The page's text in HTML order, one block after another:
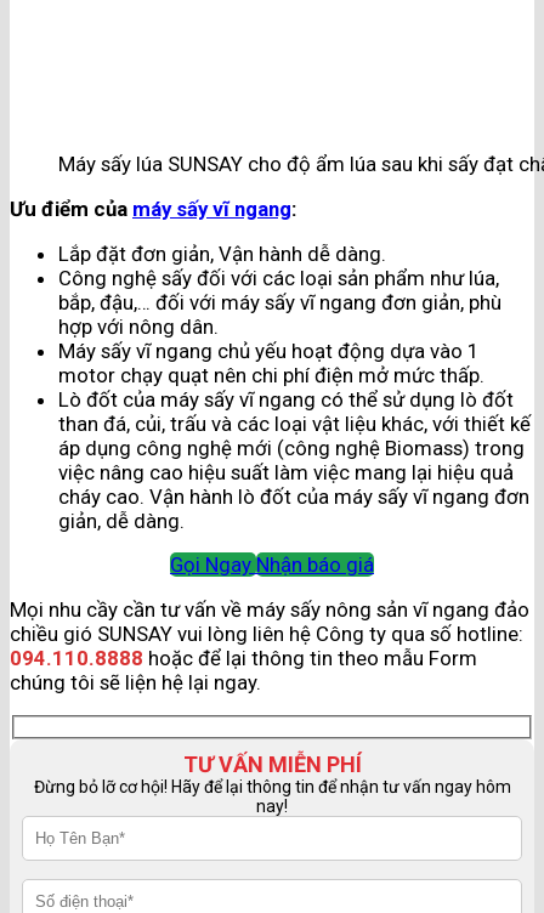
Máy sấy lúa SUNSAY cho độ ẩm lúa sau khi sấy đạt
Ưu điểm của máy sấy vĩ ngang:
Lắp đặt đơn giản, Vận hành dễ dàng.
Công nghệ sấy đối với các loại sản phẩm như lúa,
bắp, đậu,… đối với máy sấy vĩ ngang đơn giản, phù
hợp với nông dân.
Máy sấy vĩ ngang chủ yếu hoạt động dựa vào 1
motor chạy quạt nên chi phí điện mở mức thấp.
Lò đốt của máy sấy vĩ ngang có thể sử dụng lò đốt
than đá, củi, trấu và các loại vật liệu khác, với thiết kế
áp dụng công nghệ mới (công nghệ Biomass) trong
việc nâng cao hiệu suất làm việc mang lại hiệu quả
cháy cao. Vận hành lò đốt của máy sấy vĩ ngang đơn
giản, dễ dàng.
Gọi Ngay Nhận báo giá
Mọi nhu cầy cần tư vấn về máy sấy nông sản vĩ ngang đảo
chiều gió SUNSAY vui lòng liên hệ Công ty qua số hotline:
094.110.8888 hoặc để lại thông tin theo mẫu Form
chúng tôi sẽ liện hệ lại ngay.
TƯ VẤN MIỄN PHÍ
Đừng bỏ lỡ cơ hội! Hãy để lại thông tin để nhận tư vấn ngay hôm
nay!